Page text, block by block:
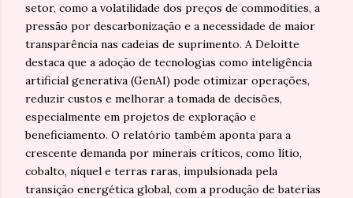
setor, como a volatilidade dos preços de commodities, a
pressão por descarbonização e a necessidade de maior
transparência nas cadeias de suprimento. A Deloitte
destaca que a adoção de tecnologias como inteligência
artificial generativa (GenAI) pode otimizar operações,
reduzir custos e melhorar a tomada de decisões,
especialmente em projetos de exploração e
beneficiamento. O relatório também aponta para a
crescente demanda por minerais críticos, como lítio,
cobalto, níquel e terras raras, impulsionada pela
transição energética global, com a produção de baterias